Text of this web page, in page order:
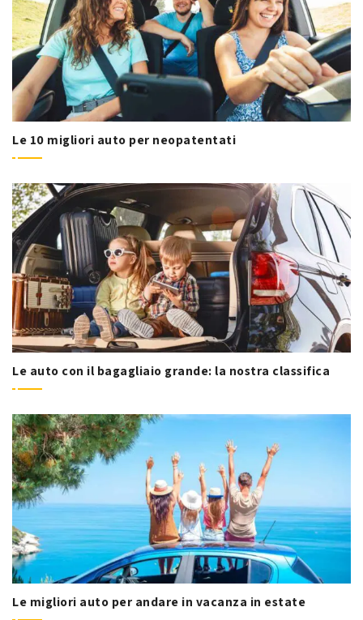
Le 10 migliori auto per neopatentati
Le auto con il bagagliaio grande: la nostra classifica
Le migliori auto per andare in vacanza in estate